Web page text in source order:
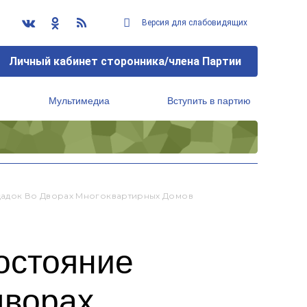
Версия для слабовидящих
Личный кабинет сторонника/члена Партии
Мультимедиа Вступить в партию
Во Дворах Многоквартирных Домов